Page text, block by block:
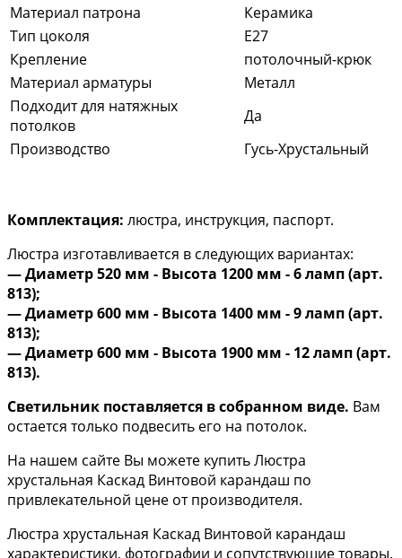
Материал патрона
Керамика
Тип цоколя
E27
Крепление
потолочный-крюк
Материал арматуры
Металл
Подходит для натяжных
потолков
Да
Производство
Гусь-Хрустальный
Комплектация: люстра, инструкция, паспорт.
Люстра изготавливается в следующих вариантах:
— Диаметр 520 мм - Высота 1200 мм - 6 ламп (арт.
813);
— Диаметр 600 мм - Высота 1400 мм - 9 ламп (арт.
813);
— Диаметр 600 мм - Высота 1900 мм - 12 ламп (арт.
813).
Светильник поставляется в собранном виде. Вам
остается только подвесить его на потолок.
На нашем сайте Вы можете купить Люстра
хрустальная Каскад Винтовой карандаш по
привлекательной цене от производителя.
Люстра хрустальная Каскад Винтовой карандаш
характеристики, фотографии и сопутствующие товары.